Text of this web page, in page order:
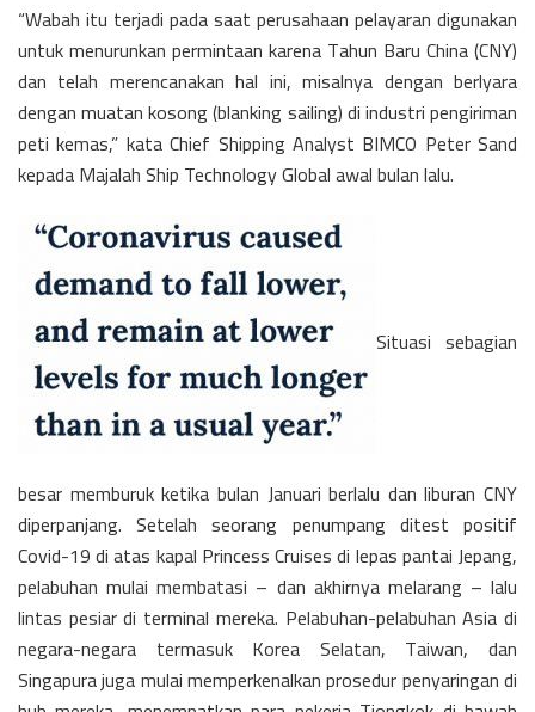
“Wabah itu terjadi pada saat perusahaan pelayaran digunakan
untuk menurunkan permintaan karena Tahun Baru China (CNY)
dan telah merencanakan hal ini, misalnya dengan berlyara
dengan muatan kosong (blanking sailing) di industri pengiriman
peti kemas,” kata Chief Shipping Analyst BIMCO Peter Sand
kepada Majalah Ship Technology Global awal bulan lalu.
Situasi sebagian
besar memburuk ketika bulan Januari berlalu dan liburan CNY
diperpanjang. Setelah seorang penumpang ditest positif
Covid-19 di atas kapal Princess Cruises di lepas pantai Jepang,
pelabuhan mulai membatasi – dan akhirnya melarang – lalu
lintas pesiar di terminal mereka. Pelabuhan-pelabuhan Asia di
negara-negara termasuk Korea Selatan, Taiwan, dan
Singapura juga mulai memperkenalkan prosedur penyaringan di